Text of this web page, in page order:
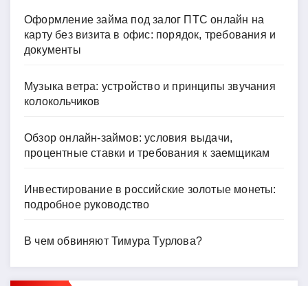
Оформление займа под залог ПТС онлайн на
карту без визита в офис: порядок, требования и
документы
Музыка ветра: устройство и принципы звучания
колокольчиков
Обзор онлайн-займов: условия выдачи,
процентные ставки и требования к заемщикам
Инвестирование в российские золотые монеты:
подробное руководство
В чем обвиняют Тимура Турлова?